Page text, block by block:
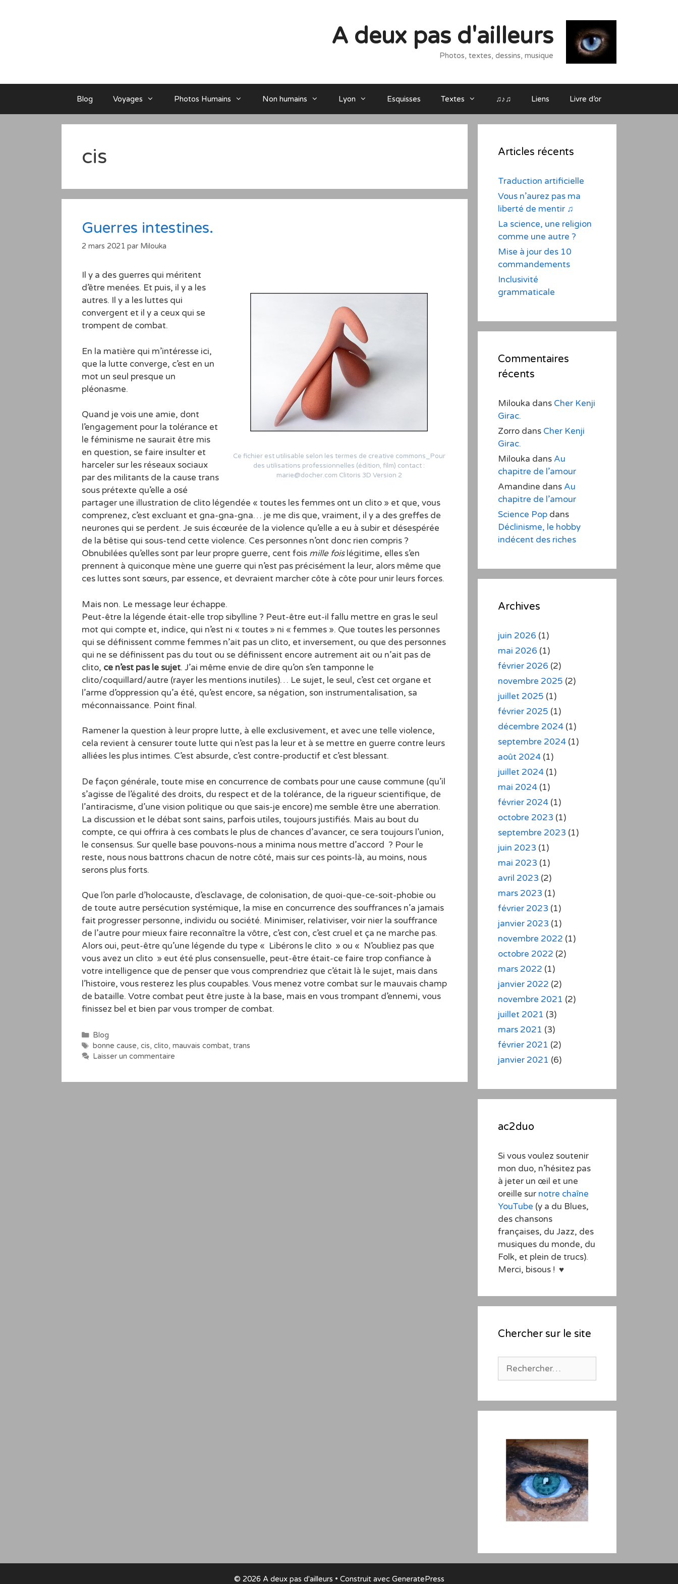
A deux pas d'ailleurs
Photos, textes, dessins, musique
Blog Voyages Photos Humains Non humains Lyon Esquisses Textes ♫♪♫ Liens Livre d’or
cis
Guerres intestines.
2 mars 2021 par Milouka
Ce fichier est utilisable selon les termes de creative commons_Pour
des utilisations professionnelles (édition, film) contact :
marie@docher.com Clitoris 3D Version 2
Il y a des guerres qui méritent
d’être menées. Et puis, il y a les
autres. Il y a les luttes qui
convergent et il y a ceux qui se
trompent de combat.
En la matière qui m’intéresse ici,
que la lutte converge, c’est en un
mot un seul presque un
pléonasme.
Quand je vois une amie, dont
l’engagement pour la tolérance et
le féminisme ne saurait être mis
en question, se faire insulter et
harceler sur les réseaux sociaux
par des militants de la cause trans
sous prétexte qu’elle a osé
partager une illustration de clito légendée « toutes les femmes ont un clito » et que, vous
comprenez, c’est excluant et gna-gna-gna… je me dis que, vraiment, il y a des greffes de
neurones qui se perdent. Je suis écœurée de la violence qu’elle a eu à subir et désespérée
de la bêtise qui sous-tend cette violence. Ces personnes n’ont donc rien compris ?
Obnubilées qu’elles sont par leur propre guerre, cent fois mille foislégitime, elles s’en
prennent à quiconque mène une guerre qui n’est pas précisément la leur, alors même que
ces luttes sont sœurs, par essence, et devraient marcher côte à côte pour unir leurs forces.
Mais non. Le message leur échappe.
Peut-être la légende était-elle trop sibylline ? Peut-être eut-il fallu mettre en gras le seul
mot qui compte et, indice, qui n’est ni « toutes » ni « femmes ». Que toutes les personnes
qui se définissent comme femmes n’ait pas un clito, et inversement, ou que des personnes
qui ne se définissent pas du tout ou se définissent encore autrement ait ou n’ait pas de
clito, ce n’est pas le sujet. J’ai même envie de dire qu’on s’en tamponne le
clito/coquillard/autre (rayer les mentions inutiles)… Le sujet, le seul, c’est cet organe et
l’arme d’oppression qu’a été, qu’est encore, sa négation, son instrumentalisation, sa
méconnaissance. Point final.
Ramener la question à leur propre lutte, à elle exclusivement, et avec une telle violence,
cela revient à censurer toute lutte qui n’est pas la leur et à se mettre en guerre contre leurs
alliées les plus intimes. C’est absurde, c’est contre-productif et c’est blessant.
De façon générale, toute mise en concurrence de combats pour une cause commune (qu’il
s’agisse de l’égalité des droits, du respect et de la tolérance, de la rigueur scientifique, de
l’antiracisme, d’une vision politique ou que sais-je encore) me semble être une aberration.
La discussion et le débat sont sains, parfois utiles, toujours justifiés. Mais au bout du
compte, ce qui offrira à ces combats le plus de chances d’avancer, ce sera toujours l’union,
le consensus. Sur quelle base pouvons-nous a minima nous mettre d’accord ? Pour le
reste, nous nous battrons chacun de notre côté, mais sur ces points-là, au moins, nous
serons plus forts.
Que l’on parle d’holocauste, d’esclavage, de colonisation, de quoi-que-ce-soit-phobie ou
de toute autre persécution systémique, la mise en concurrence des souffrances n’a jamais
fait progresser personne, individu ou société. Minimiser, relativiser, voir nier la souffrance
de l’autre pour mieux faire reconnaître la vôtre, c’est con, c’est cruel et ça ne marche pas.
Alors oui, peut-être qu’une légende du type « Libérons le clito » ou « N’oubliez pas que
vous avez un clito » eut été plus consensuelle, peut-être était-ce faire trop confiance à
votre intelligence que de penser que vous comprendriez que c’était là le sujet, mais dans
l’histoire, vous resterez les plus coupables. Vous menez votre combat sur le mauvais champ
de bataille. Votre combat peut être juste à la base, mais en vous trompant d’ennemi, vous
finissez bel et bien par vous tromper de combat.
Catégories
Blog
Étiquettes
bonne cause, cis, clito, mauvais combat, trans
Laisser un commentaire
Articles récents
Traduction artificielle
Vous n’aurez pas ma
liberté de mentir ♫
La science, une religion
comme une autre ?
Mise à jour des 10
commandements
Inclusivité
grammaticale
Commentaires
récents
Milouka dans Cher Kenji
Girac.
Zorro dans Cher Kenji
Girac.
Milouka dans Au
chapitre de l’amour
Amandine dans Au
chapitre de l’amour
Science Pop dans
Déclinisme, le hobby
indécent des riches
Archives
juin 2026 (1)
mai 2026 (1)
février 2026 (2)
novembre 2025 (2)
juillet 2025 (1)
février 2025 (1)
décembre 2024 (1)
septembre 2024 (1)
août 2024 (1)
juillet 2024 (1)
mai 2024 (1)
février 2024 (1)
octobre 2023 (1)
septembre 2023 (1)
juin 2023 (1)
mai 2023 (1)
avril 2023 (2)
mars 2023 (1)
février 2023 (1)
janvier 2023 (1)
novembre 2022 (1)
octobre 2022 (2)
mars 2022 (1)
janvier 2022 (2)
novembre 2021 (2)
juillet 2021 (3)
mars 2021 (3)
février 2021 (2)
janvier 2021 (6)
ac2duo
Si vous voulez soutenir
mon duo, n’hésitez pas
à jeter un œil et une
oreille sur notre chaîne
YouTube (y a du Blues,
des chansons
françaises, du Jazz, des
musiques du monde, du
Folk, et plein de trucs).
Merci, bisous ! ♥
Chercher sur le site
Rechercher :
© 2026 A deux pas d'ailleurs • Construit avec GeneratePress